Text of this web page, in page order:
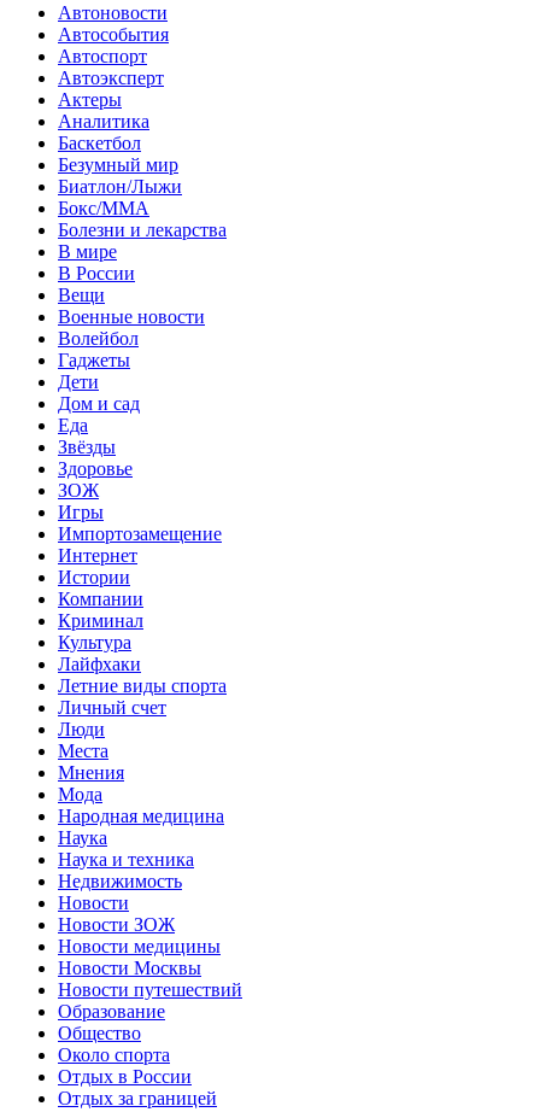
Автоновости
Автособытия
Автоспорт
Автоэксперт
Актеры
Аналитика
Баскетбол
Безумный мир
Биатлон/Лыжи
Бокс/MMA
Болезни и лекарства
В мире
В России
Вещи
Военные новости
Волейбол
Гаджеты
Дети
Дом и сад
Еда
Звёзды
Здоровье
ЗОЖ
Игры
Импортозамещение
Интернет
Истории
Компании
Криминал
Культура
Лайфхаки
Летние виды спорта
Личный счет
Люди
Места
Мнения
Мода
Народная медицина
Наука
Наука и техника
Недвижимость
Новости
Новости ЗОЖ
Новости медицины
Новости Москвы
Новости путешествий
Образование
Общество
Около спорта
Отдых в России
Отдых за границей